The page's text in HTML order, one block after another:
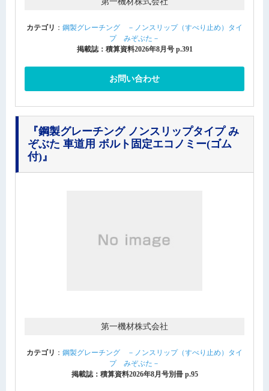
カテゴリ ： 鋼製グレーチング －ノンスリップ（すべり止め）タイ
プ みぞぶた－
掲載誌：積算資料2026年8月号 p.391
お問い合わせ
『鋼製グレーチング ノンスリップタイプ み
ぞぶた 車道用 ボルト固定エコノミー(ゴム
付)』
第一機材株式会社
カテゴリ ： 鋼製グレーチング －ノンスリップ（すべり止め）タイ
プ みぞぶた－
掲載誌：積算資料2026年8月号別冊 p.95